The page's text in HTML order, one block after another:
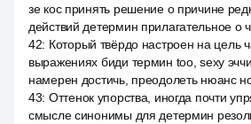
зе кос принять решение о причине
действий детермин прилагательное о
42: Который твёрдо настроен на цель
выражениях биди термин too, sexy
намерен достичь, преодолеть нюанс
43: Оттенок упорства, иногда почти
смысле синонимы для детермин